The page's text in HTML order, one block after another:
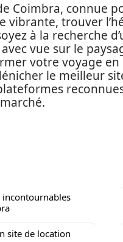
Coimbra, connue
vibrante, trouver
à la recherche
vue sur le
votre voyage
le meilleur
incontournables
site de location